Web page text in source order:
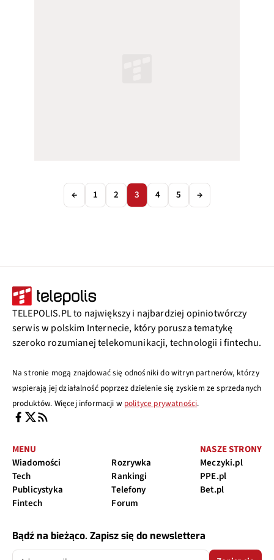
← 1 2 3 4 5 →
TELEPOLIS.PL to największy i najbardziej opiniotwórczy
serwis w polskim Internecie, który porusza tematykę
szeroko rozumianej telekomunikacji, technologii i fintechu.
Na stronie mogą znajdować się odnośniki do witryn partnerów, którzy
wspierają jej działalność poprzez dzielenie się zyskiem ze sprzedanych
produktów. Więcej informacji w polityce prywatności.
MENU
Wiadomości
Tech
Publicystyka
Fintech
Rozrywka
Rankingi
Telefony
Forum
NASZE STRONY
Meczyki.pl
PPE.pl
Bet.pl
Bądź na bieżąco. Zapisz się do newslettera